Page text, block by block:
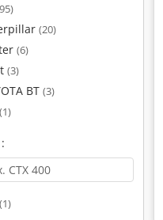
(20)
(6)
(3)
BT (3)
(1)
(1)